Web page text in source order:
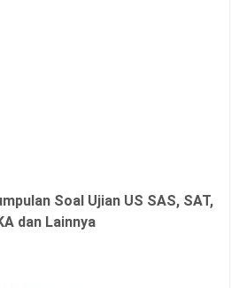
Soal Ujian US SAS, SAT,
dan Lainnya